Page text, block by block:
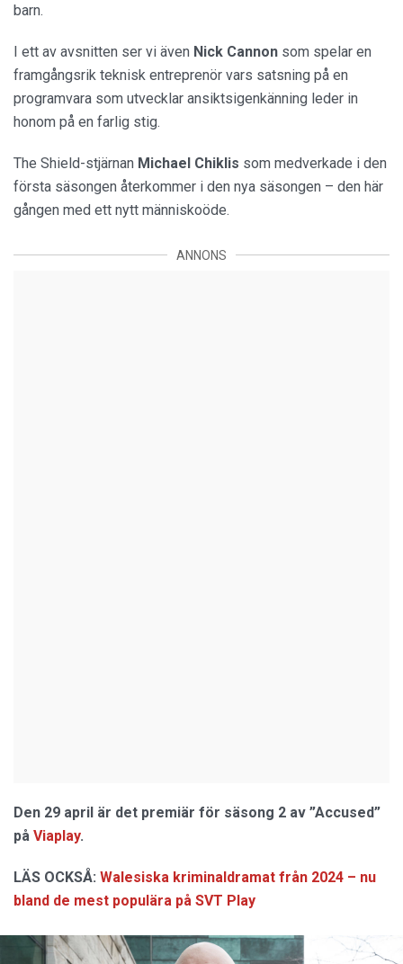
barn.
I ett av avsnitten ser vi även Nick Cannon som spelar en
framgångsrik teknisk entreprenör vars satsning på en
programvara som utvecklar ansiktsigenkänning leder in
honom på en farlig stig.
The Shield-stjärnan Michael Chiklis som medverkade i den
första säsongen återkommer i den nya säsongen – den här
gången med ett nytt människoöde.
ANNONS
Den 29 april är det premiär för säsong 2 av ”Accused”
på Viaplay.
LÄS OCKSÅ: Walesiska kriminaldramat från 2024 – nu
bland de mest populära på SVT Play